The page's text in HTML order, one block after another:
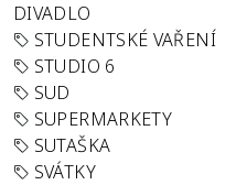
DIVADLO
STUDENTSKÉ VAŘENÍ
STUDIO 6
SUD
SUPERMARKETY
SUTAŠKA
SVÁTKY